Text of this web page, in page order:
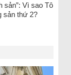
sản”: Vì sao Tô
sản thứ 2?